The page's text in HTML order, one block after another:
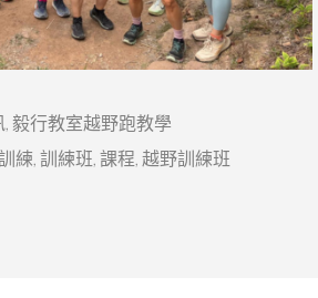
毅行教室越野跑教學
練 訓練班 課程 越野訓練班